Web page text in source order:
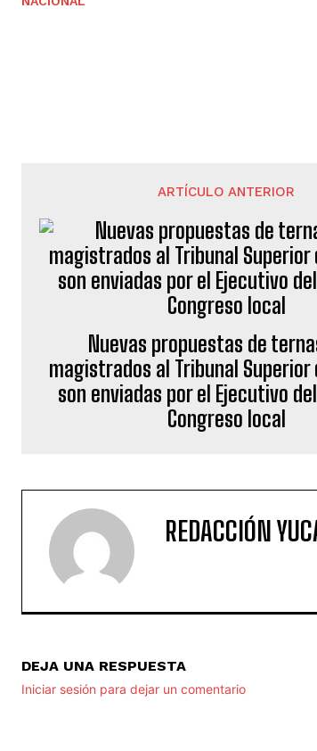
ARTÍCULO ANTERIOR
Nuevas propuestas de
magistrados al Tribunal
son enviadas por el Ejecutivo
Congreso local
REDACCIÓN
DEJA UNA RESPUESTA
Iniciar sesión para dejar un comentario